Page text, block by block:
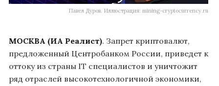
Павел Дуров. Иллюстрация: mining-cryptocurrency.ru
МОСКВА (ИА Реалист). Запрет криптовалют,
предложенный Центробанком России, приведет к
оттоку из страны IT специалистов и уничтожит
ряд отраслей высокотехнологичной экономики,